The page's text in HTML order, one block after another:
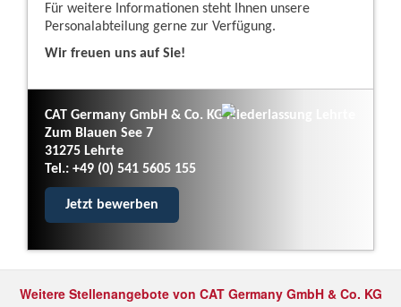
Für weitere Informationen steht Ihnen unsere
Personalabteilung gerne zur Verfügung.
Wir freuen uns auf Sie!
CAT Germany GmbH & Co. KG Niederlassung Lehrte
Zum Blauen See 7
31275 Lehrte
Tel.: +49 (0) 541 5605 155
Jetzt bewerben
Weitere Stellenangebote von CAT Germany GmbH & Co. KG